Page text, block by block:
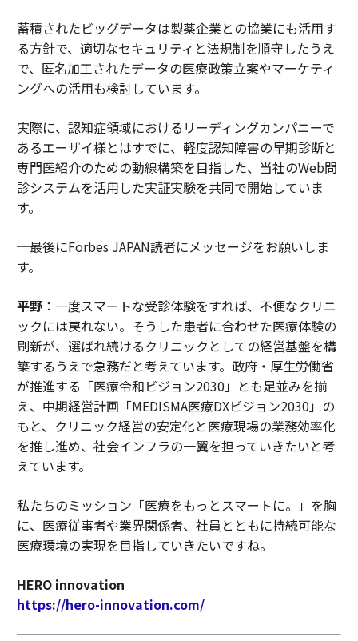
蓄積されたビッグデータは製薬企業との協業にも活用す
る方針で、適切なセキュリティと法規制を順守したうえ
で、匿名加工されたデータの医療政策立案やマーケティ
ングへの活用も検討しています。
実際に、認知症領域におけるリーディングカンパニーで
あるエーザイ様とはすでに、軽度認知障害の早期診断と
専門医紹介のための動線構築を目指した、当社のWeb問
診システムを活用した実証実験を共同で開始していま
す。
─最後にForbes JAPAN読者にメッセージをお願いしま
す。
平野：一度スマートな受診体験をすれば、不便なクリニ
ックには戻れない。そうした患者に合わせた医療体験の
刷新が、選ばれ続けるクリニックとしての経営基盤を構
築するうえで急務だと考えています。政府・厚生労働省
が推進する「医療令和ビジョン2030」とも足並みを揃
え、中期経営計画「MEDISMA医療DXビジョン2030」の
もと、クリニック経営の安定化と医療現場の業務効率化
を推し進め、社会インフラの一翼を担っていきたいと考
えています。
私たちのミッション「医療をもっとスマートに。」を胸
に、医療従事者や業界関係者、社員とともに持続可能な
医療環境の実現を目指していきたいですね。
HERO innovation
https://hero-innovation.com/